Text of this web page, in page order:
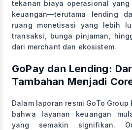
tekanan biaya operasional
keuangan—terutama lending
ruang monetisasi yang lebih
transaksi, bunga pinjaman,
dari merchant dan ekosistem.
GoPay dan Lending:
Tambahan Menjadi
Dalam laporan resmi GoTo
bahwa layanan keuangan
yang semakin signifikan.